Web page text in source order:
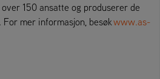
150 ansatte og produserer de
mer informasjon, besøkwww.as-